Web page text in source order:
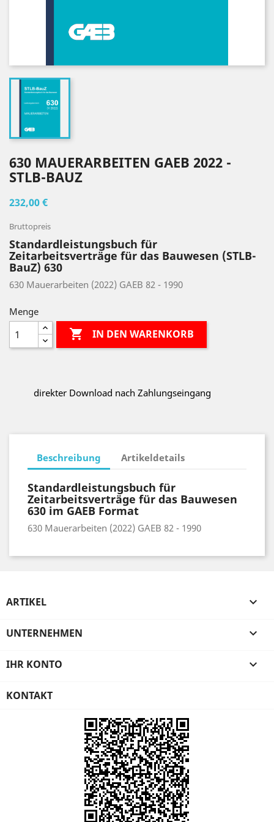
630 MAUERARBEITEN GAEB 2022 -
STLB-BAUZ
232,00 €
Bruttopreis
Standardleistungsbuch für
Zeitarbeitsverträge für das Bauwesen (STLB-
BauZ) 630
630 Mauerarbeiten (2022) GAEB 82 - 1990
Menge
 IN DEN WARENKORB
direkter Download nach Zahlungseingang
Beschreibung Artikeldetails
Standardleistungsbuch für
Zeitarbeitsverträge für das Bauwesen
630 im GAEB Format
630 Mauerarbeiten (2022) GAEB 82 - 1990
ARTIKEL 
UNTERNEHMEN 
IHR KONTO 
KONTAKT